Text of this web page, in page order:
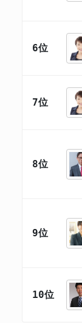
6位
7位
8位
9位
10位